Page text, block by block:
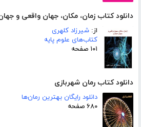
دانلود کتاب زمان، مکان، جهان واقعی و
از: شیرزاد کلهری
کتاب‌های علوم پایه
۱۰۱ صفحه
دانلود کتاب رمان شهربازی
دانلود رایگان بهترین رمان‌ها
۶۸۰ صفحه